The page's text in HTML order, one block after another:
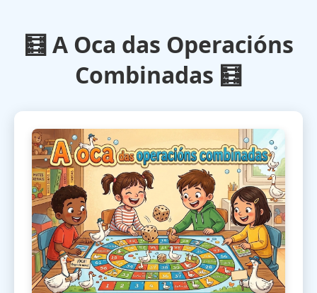
🧮 A Oca das Operacións
Combinadas 🧮